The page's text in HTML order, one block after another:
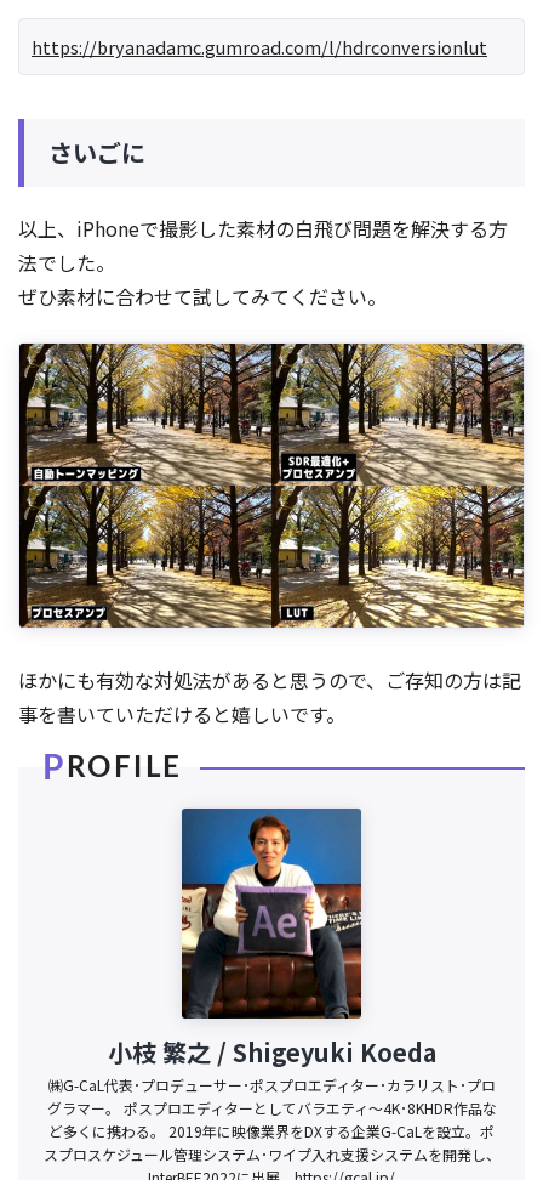
https://bryanadamc.gumroad.com/l/hdrconversionlut
さいごに
以上、iPhoneで撮影した素材の白飛び問題を解決する方
法でした。
ぜひ素材に合わせて試してみてください。
ほかにも有効な対処法があると思うので、ご存知の方は記
事を書いていただけると嬉しいです。
小枝 繁之 / Shigeyuki Koeda
㈱G-CaL代表･プロデューサー･ポスプロエディター･カラリスト･プロ
グラマー。 ポスプロエディターとしてバラエティ〜4K･8KHDR作品な
ど多くに携わる。 2019年に映像業界をDXする企業G-CaLを設立。ポ
スプロスケジュール管理システム･ワイプ入れ支援システムを開発し、